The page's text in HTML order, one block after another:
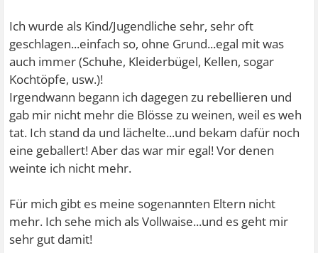
Ich wurde als Kind/Jugendliche sehr, sehr oft
geschlagen...einfach so, ohne Grund...egal mit was
auch immer (Schuhe, Kleiderbügel, Kellen, sogar
Kochtöpfe, usw.)!
Irgendwann begann ich dagegen zu rebellieren und
gab mir nicht mehr die Blösse zu weinen, weil es weh
tat. Ich stand da und lächelte...und bekam dafür noch
eine geballert! Aber das war mir egal! Vor denen
weinte ich nicht mehr.
Für mich gibt es meine sogenannten Eltern nicht
mehr. Ich sehe mich als Vollwaise...und es geht mir
sehr gut damit!